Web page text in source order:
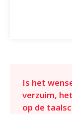
Is het
verzuim,
op de